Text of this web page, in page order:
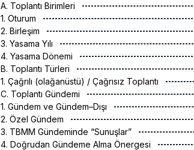
A. Toplantı Birimleri
1. Oturum
2. Birleşim
3. Yasama Yılı
4. Yasama Dönemi
B. Toplantı Türleri
1. Çağrılı (olağanüstü) / Çağrısız Toplantı
C. Toplantı Gündemi
1. Gündem ve Gündem–Dışı
2. Özel Gündem
3. TBMM Gündeminde “Sunuşlar”
4. Doğrudan Gündeme Alma Önergesi